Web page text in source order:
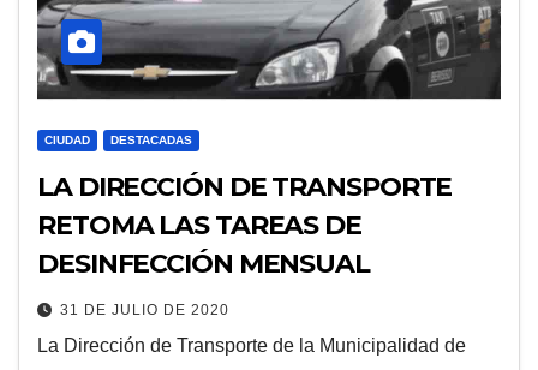
CIUDAD DESTACADAS
LA DIRECCIÓN DE TRANSPORTE
RETOMA LAS TAREAS DE
DESINFECCIÓN MENSUAL
31 DE JULIO DE 2020
La Dirección de Transporte de la Municipalidad de